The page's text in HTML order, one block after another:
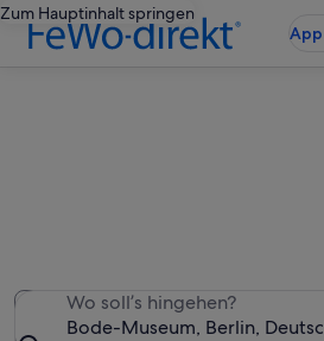
Zum Hauptinhalt springen
Wo soll’s hingehen?
Bode-Museum, Berlin,